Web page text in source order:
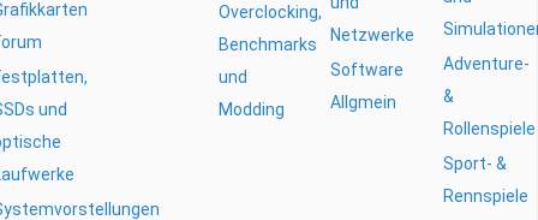
und
Overclocking,
Benchmarks
und
Modding
Netzwerke
Software
Allgmein
Adventure-
&
Rollenspiele
Sport- &
Rennspiele